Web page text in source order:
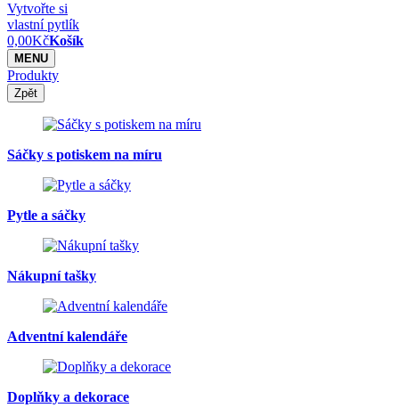
Vytvořte si
vlastní pytlík
0,00KčKošík
MENU
Produkty
Zpět
Sáčky s potiskem na míru
Pytle a sáčky
Nákupní tašky
Adventní kalendáře
Doplňky a dekorace